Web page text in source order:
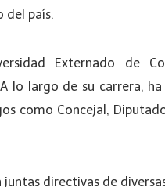
del país.
Externado de
lo largo de su carrera,
como Concejal,
directivas de